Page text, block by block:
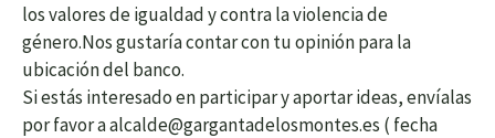
los valores de igualdad y contra la violencia de
género.Nos gustaría contar con tu opinión para la
ubicación del banco.
Si estás interesado en participar y aportar ideas, envíalas
por favor a alcalde@gargantadelosmontes.es ( fecha